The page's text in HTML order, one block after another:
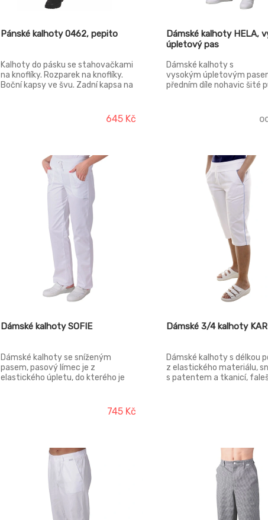
Pánské kalhoty 0462, pepito
Kalhoty do pásku se stahovačkami
na knoflíky. Rozparek na knoflíky.
Boční kapsy ve švu. Zadní kapsa na
645 Kč
Dámské kalhoty HELA,
úpletový pas
Dámské kalhoty s
vysokým úpletovým
předním díle nohavic šité
Dámské kalhoty SOFIE
Dámské kalhoty se sníženým
pasem, pasový límec je z
elastického úpletu, do kterého je
do špičky, nakládané, v předním díle
745 Kč
Dámské 3/4 kalhoty
Dámské kalhoty s délkou
z elastického materiálu,
s patentem a tkanicí,